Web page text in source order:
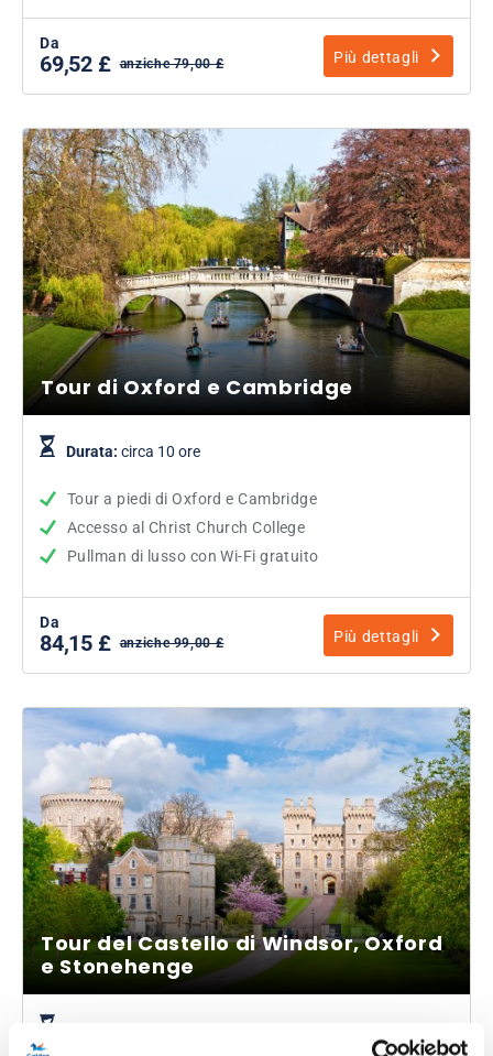
Da
69,52 £ anziche 79,00 £ Più dettagli
Tour di Oxford e Cambridge
Durata: circa 10 ore
Tour a piedi di Oxford e Cambridge
Accesso al Christ Church College
Pullman di lusso con Wi-Fi gratuito
Da
84,15 £ anziche 99,00 £ Più dettagli
Tour del Castello di Windsor, Oxford
e Stonehenge